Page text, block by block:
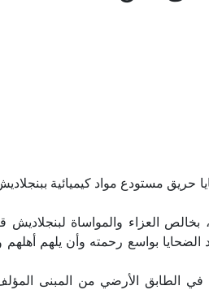
حريق مستودع مواد كيميائية
العزاء والمواساة لبنجلاديش
بواسع رحمته وأن يلهم أهلهم
في الطابق الأرضي من المبنى